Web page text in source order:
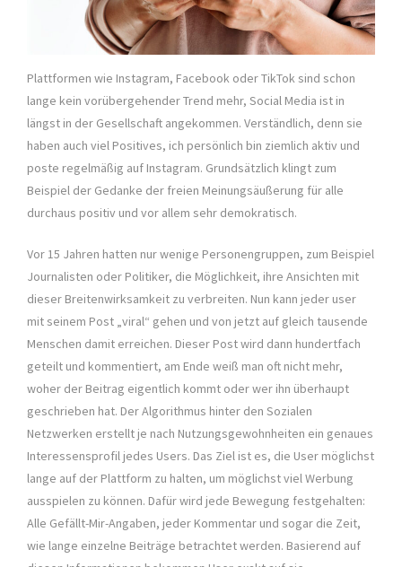
Plattformen wie Instagram, Facebook oder TikTok sind schon
lange kein vorübergehender Trend mehr, Social Media ist in
längst in der Gesellschaft angekommen. Verständlich, denn sie
haben auch viel Positives, ich persönlich bin ziemlich aktiv und
poste regelmäßig auf Instagram. Grundsätzlich klingt zum
Beispiel der Gedanke der freien Meinungsäußerung für alle
durchaus positiv und vor allem sehr demokratisch.
Vor 15 Jahren hatten nur wenige Personengruppen, zum Beispiel
Journalisten oder Politiker, die Möglichkeit, ihre Ansichten mit
dieser Breitenwirksamkeit zu verbreiten. Nun kann jeder user
mit seinem Post „viral“ gehen und von jetzt auf gleich tausende
Menschen damit erreichen. Dieser Post wird dann hundertfach
geteilt und kommentiert, am Ende weiß man oft nicht mehr,
woher der Beitrag eigentlich kommt oder wer ihn überhaupt
geschrieben hat. Der Algorithmus hinter den Sozialen
Netzwerken erstellt je nach Nutzungsgewohnheiten ein genaues
Interessensprofil jedes Users. Das Ziel ist es, die User möglichst
lange auf der Plattform zu halten, um möglichst viel Werbung
ausspielen zu können. Dafür wird jede Bewegung festgehalten:
Alle Gefällt-Mir-Angaben, jeder Kommentar und sogar die Zeit,
wie lange einzelne Beiträge betrachtet werden. Basierend auf